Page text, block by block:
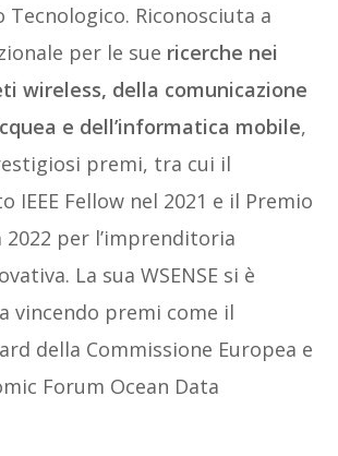
Riconosciuta a
per le sue ricerche nei
wireless, della comunicazione
e dell’informatica mobile,
premi, tra cui il
IEEE Fellow nel 2021 e il Premio
2022 per l’imprenditoria
La sua WSENSE si è
vincendo premi come il
della Commissione Europea e
Forum Ocean Data